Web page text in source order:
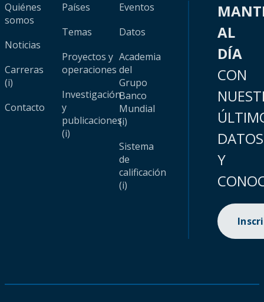
Quiénes
somos
Noticias
Carreras
(i)
Contacto
Países
Temas
Proyectos y
operaciones
Investigación
y
publicaciones
(i)
Eventos
Datos
Academia
del
Grupo
Banco
Mundial
(i)
Sistema
de
calificación
(i)
AL
DÍA
CON
DATOS
Y